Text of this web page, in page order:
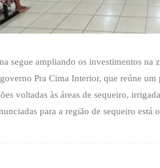
segue ampliando os investimentos
Pra Cima Interior, que reúne um
voltadas às áreas de sequeiro,
para a região de sequeiro está